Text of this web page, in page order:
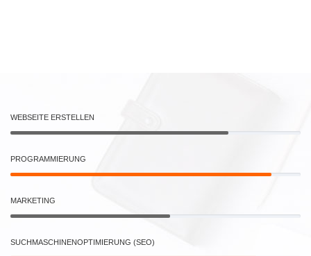
WEBSEITE ERSTELLEN
PROGRAMMIERUNG
MARKETING
SUCHMASCHINENOPTIMIERUNG (SEO)